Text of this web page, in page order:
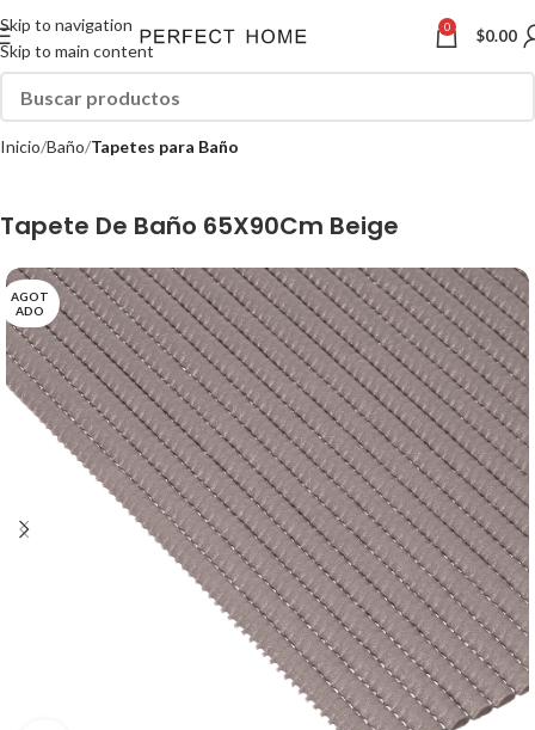
Skip to navigation
Skip to main content
0 $0.00
Inicio Baño Tapetes para Baño
Tapete De Baño 65X90Cm Beige
AGOT
ADO